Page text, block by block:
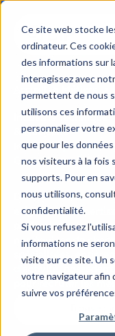
Ce site web stocke
ordinateur. Ces
des informations sur
interagissez avec
permettent de nous
utilisons ces
personnaliser votre
que pour les
nos visiteurs à la fois
supports. Pour en
nous utilisons,
confidentialité.
Si vous refusez
informations ne
visite sur ce site. Un
votre navigateur afin
suivre vos
Aller
contenu
Métiers
Industrie Technique
& Nucléaire
Industrie qualifiée,
Contrôle qualité
Les secteurs du
exigent une
professionnels que
nos équipes de
spécialisées,
d’activité,
pour recruter les